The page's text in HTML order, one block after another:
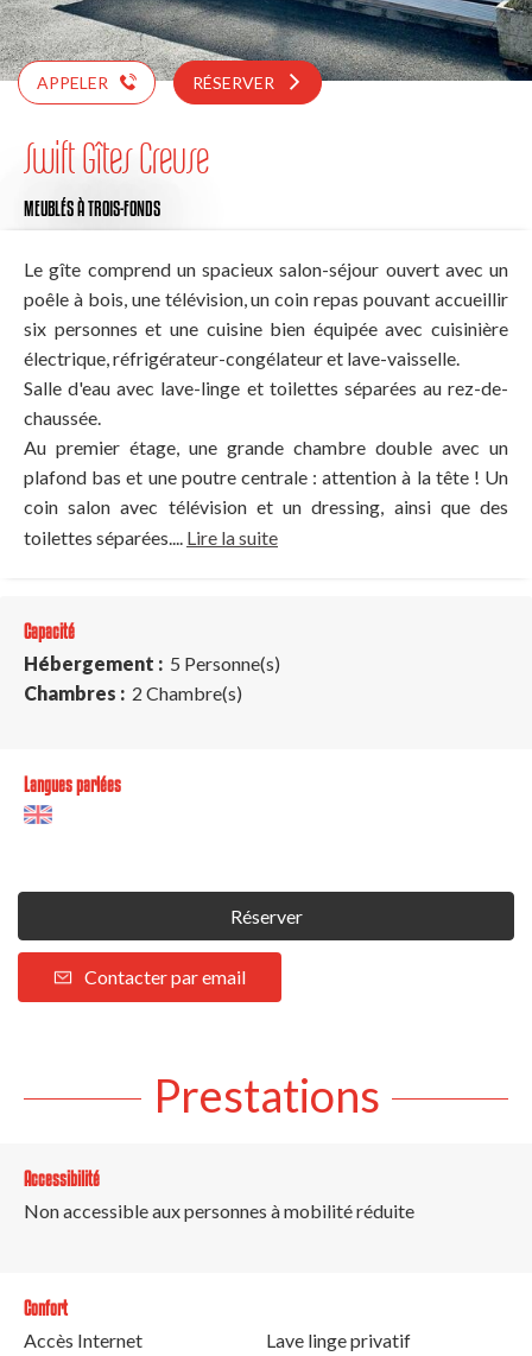
APPELER RÉSERVER
Swift Gîtes Creuse
MEUBLÉSÀ TROIS-FONDS
Le gîte comprend un spacieux salon-séjour ouvert avec un
poêle à bois, une télévision, un coin repas pouvant accueillir
six personnes et une cuisine bien équipée avec cuisinière
électrique, réfrigérateur-congélateur et lave-vaisselle.
Salle d'eau avec lave-linge et toilettes séparées au rez-de-
chaussée.
Au premier étage, une grande chambre double avec un
plafond bas et une poutre centrale : attention à la tête ! Un
coin salon avec télévision et un dressing, ainsi que des
toilettes séparées.... Lire la suite
Capacité
Hébergement : 5 Personne(s)
Chambres : 2 Chambre(s)
Langues parlées
Réserver
Contacter par email
Prestations
Accessibilité
Non accessible aux personnes à mobilité réduite
Confort
Accès Internet
Lave linge privatif